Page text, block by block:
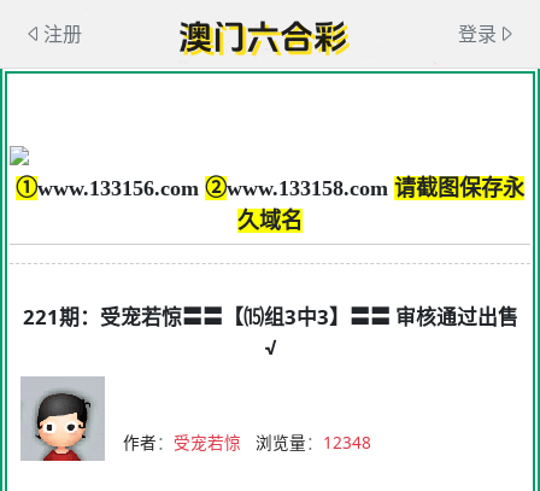
注册 登录
①www.133156.com ②www.133158.com 请截图保存永
久域名
221期：受宠若惊〓〓【⒂组3中3】〓〓 审核通过出售
√
作者： 受宠若惊 浏览量： 12348